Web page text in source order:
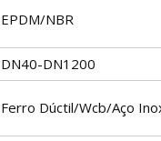
EPDM/NBR
DN40-DN1200
Ferro Dúctil/Wcb/Aço